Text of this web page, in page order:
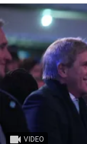
VIDEO